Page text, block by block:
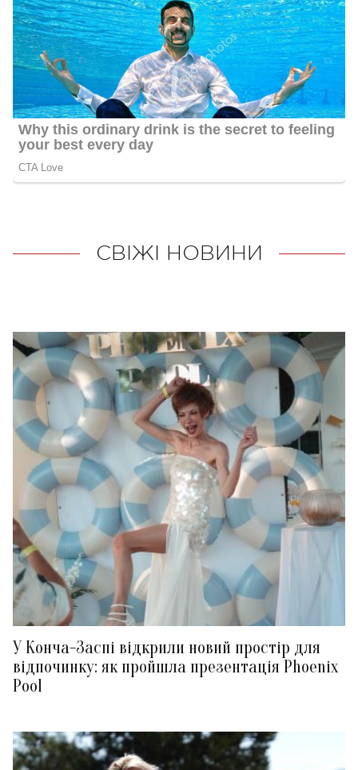
СВІЖІ НОВИНИ
У Конча-Заспі відкрили новий простір для
відпочинку: як пройшла презентація Phoenix
Pool